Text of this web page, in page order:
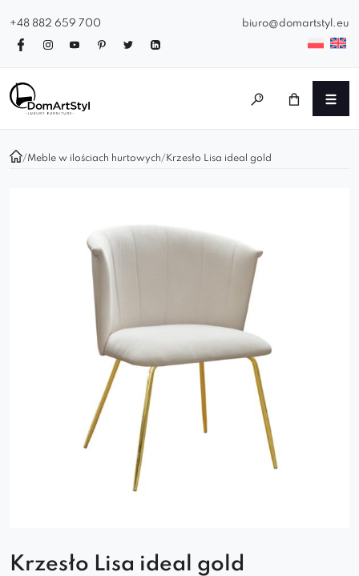
+48 882 659 700 biuro@domartstyl.eu
/Meble w ilościach hurtowych/ Krzesło Lisa ideal gold
Krzesło Lisa ideal gold